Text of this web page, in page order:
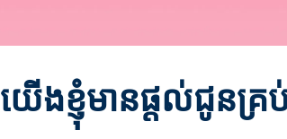
យើងខ្ញុំមានផ្ដល់ជូនគ្រ